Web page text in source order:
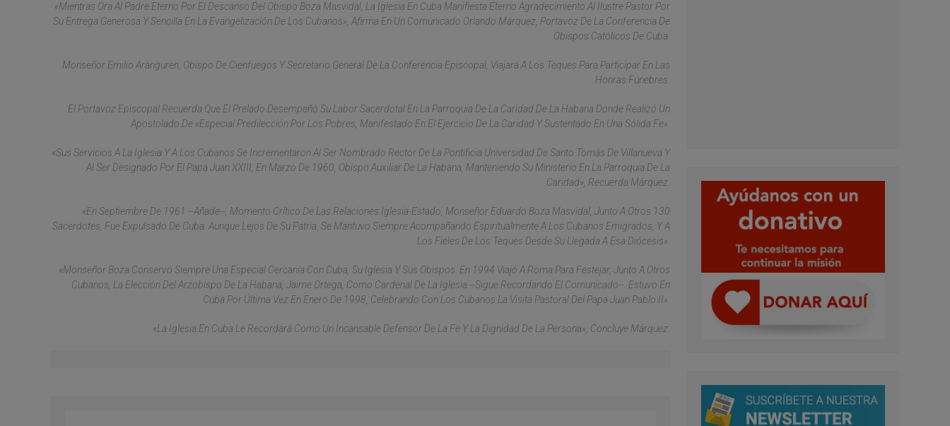
«Mientras Ora Al Padre Eterno Por El Descanso Del Obispo Boza Masvidal, La Iglesia En Cuba Manifiesta Eterno Agradecimiento Al Ilustre Pastor Por
Su Entrega Generosa Y Sencilla En La Evangelización De Los Cubanos», Afirma En Un Comunicado Orlando Márquez, Portavoz De La Conferencia De
Obispos Católicos De Cuba.
Monseñor Emilio Aranguren, Obispo De Cienfuegos Y Secretario General De La Conferencia Episcopal, Viajará A Los Teques Para Participar En Las
Honras Fúnebres.
El Portavoz Episcopal Recuerda Que El Prelado Desempeñó Su Labor Sacerdotal En La Parroquia De La Caridad De La Habana Donde Realizó Un
Apostolado De «especial Predilección Por Los Pobres, Manifestado En El Ejercicio De La Caridad Y Sustentado En Una Sólida Fe».
«Sus Servicios A La Iglesia Y A Los Cubanos Se Incrementaron Al Ser Nombrado Rector De La Pontificia Universidad De Santo Tomás De Villanueva Y
Al Ser Designado Por El Papa Juan XXIII, En Marzo De 1960, Obispo Auxiliar De La Habana, Manteniendo Su Ministerio En La Parroquia De La
Caridad», Recuerda Márquez.
«En Septiembre De 1961 --Añade--, Momento Crítico De Las Relaciones Iglesia-Estado, Monseñor Eduardo Boza Masvidal, Junto A Otros 130
Sacerdotes, Fue Expulsado De Cuba. Aunque Lejos De Su Patria, Se Mantuvo Siempre Acompañando Espiritualmente A Los Cubanos Emigrados, Y A
Los Fieles De Los Teques Desde Su Llegada A Esa Diócesis».
«Monseñor Boza Conservó Siempre Una Especial Cercanía Con Cuba, Su Iglesia Y Sus Obispos. En 1994 Viajó A Roma Para Festejar, Junto A Otros
Cubanos, La Elección Del Arzobispo De La Habana, Jaime Ortega, Como Cardenal De La Iglesia --Sigue Recordando El Comunicado--. Estuvo En
Cuba Por Última Vez En Enero De 1998, Celebrando Con Los Cubanos La Visita Pastoral Del Papa Juan Pablo II».
«La Iglesia En Cuba Le Recordará Como Un Incansable Defensor De La Fe Y La Dignidad De La Persona», Concluye Márquez.